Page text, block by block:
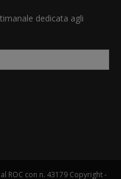
dedicata agli
ROC con n. 43179 Copyright -